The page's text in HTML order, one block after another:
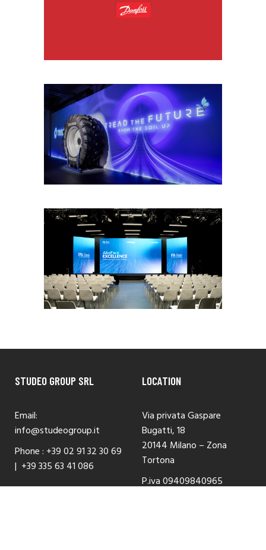
STUDEO GROUP SRL
Email:
info@studeogroup.it
Phone : +39 02 91 32 30 69
| +39 335 63 41 086
LOCATION
Via privata Gaspare
Bugatti, 18
20144 Milano – Zona
Tortona
P.iva 09409840965